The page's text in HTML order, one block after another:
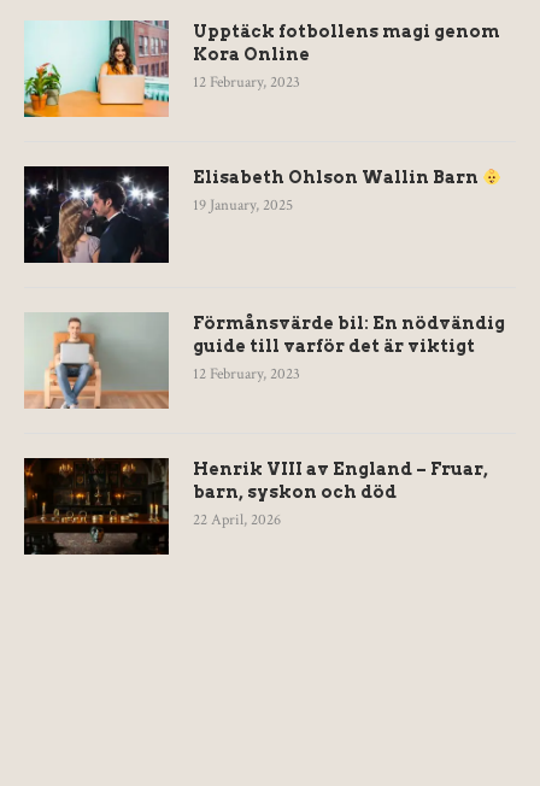
Upptäck fotbollens magi genom
Kora Online
12 February, 2023
Elisabeth Ohlson Wallin Barn
19 January, 2025
Förmånsvärde bil: En nödvändig
guide till varför det är viktigt
12 February, 2023
Henrik VIII av England – Fruar,
barn, syskon och död
22 April, 2026